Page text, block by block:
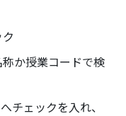
称か授業コードで検
チェックを入れ、